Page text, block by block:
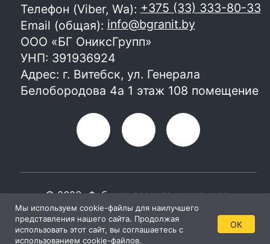
Мы используем cookie-файлы для наилучшего
представления нашего сайта. Продолжая
использовать этот сайт, вы соглашаетесь с
использованием cookie-файлов.
ОК
Главная Каталог